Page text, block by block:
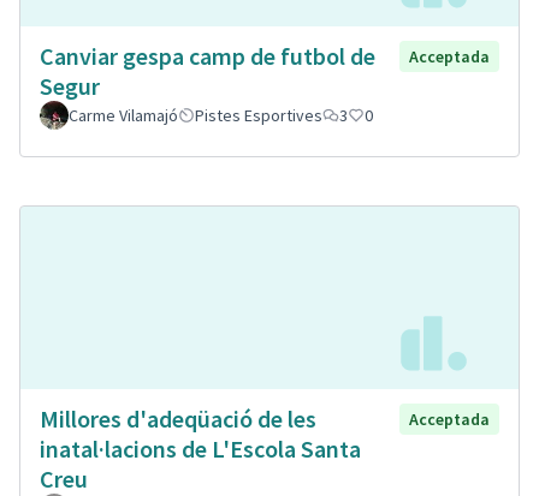
Canviar gespa camp de futbol de
Segur
Acceptada
Carme Vilamajó Pistes Esportives 3 0
Millores d'adeqüació de les
inatal·lacions de L'Escola Santa
Creu
Acceptada